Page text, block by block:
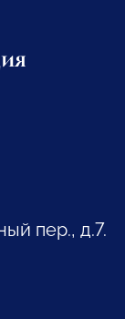
пер., д.7.